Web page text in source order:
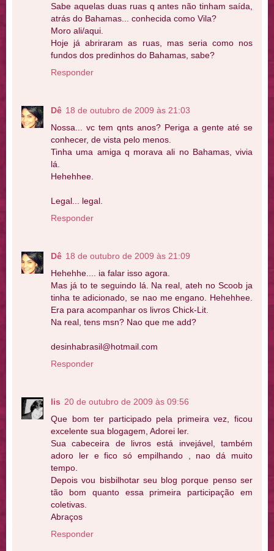
Sabe aquelas duas ruas q antes não tinham saída,
atrás do Bahamas... conhecida como Vila?
Moro ali/aqui.
Hoje já abriraram as ruas, mas seria como nos
fundos dos predinhos do Bahamas, sabe?
Responder
Dê 18 de outubro de 2009 às 21:03
Nossa... vc tem qnts anos? Periga a gente até se
conhecer, de vista pelo menos.
Tinha uma amiga q morava ali no Bahamas, vivia
lá.
Hehehhee.
Legal... legal.
Responder
Dê 18 de outubro de 2009 às 21:09
Hehehhe.... ia falar isso agora.
Mas já to te seguindo lá. Na real, ateh no Scoob ja
tinha te adicionado, se nao me engano. Hehehhee.
Era para acompanhar os livros Chick-Lit.
Na real, tens msn? Nao que me add?
desinhabrasil@hotmail.com
Responder
lis 20 de outubro de 2009 às 09:56
Que bom ter participado pela primeira vez, ficou
excelente sua blogagem, Adorei ler.
Sua cabeceira de livros está invejável, também
adoro ler e fico só empilhando , nao dá muito
tempo.
Depois vou bisbilhotar seu blog porque penso ser
tão bom quanto essa primeira participação em
coletivas.
Abraços
Responder